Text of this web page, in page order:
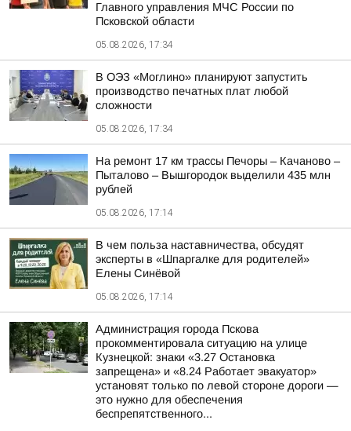
Главного управления МЧС России по
Псковской области
05.08.2026, 17:34
В ОЭЗ «Моглино» планируют запустить
производство печатных плат любой
сложности
05.08.2026, 17:34
На ремонт 17 км трассы Печоры – Качаново –
Пыталово – Вышгородок выделили 435 млн
рублей
05.08.2026, 17:14
В чем польза наставничества, обсудят
эксперты в «Шпаргалке для родителей»
Елены Синёвой
05.08.2026, 17:14
Администрация города Пскова
прокомментировала ситуацию на улице
Кузнецкой: знаки «3.27 Остановка
запрещена» и «8.24 Работает эвакуатор»
установят только по левой стороне дороги —
это нужно для обеспечения
беспрепятственного...